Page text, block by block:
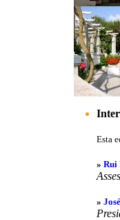
Esta
» Rui
»